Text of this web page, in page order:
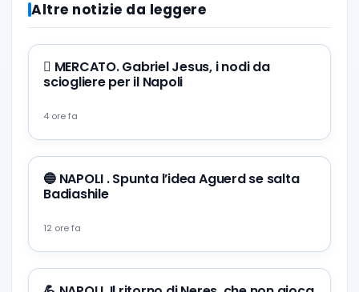
Altre notizie da leggere
🪎 MERCATO. Gabriel Jesus, i nodi da
sciogliere per il Napoli
4 ore fa
🔵 NAPOLI . Spunta l’idea Aguerd se salta
Badiashile
12 ore fa